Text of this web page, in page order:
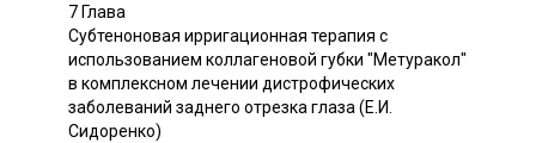
7 Глава
Субтеноновая ирригационная терапия с
использованием коллагеновой губки "Метуракол"
в комплексном лечении дистрофических
заболеваний заднего отрезка глаза (Е.И.
Сидоренко)